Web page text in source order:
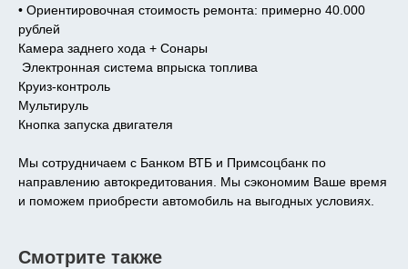
• Ориентировочная стоимость ремонта: примерно 40.000
рублей
Камера заднего хода + Сонары
Электронная система впрыска топлива
Круиз-контроль
Мультируль
Кнопка запуска двигателя
Мы сотрудничаем с Банком ВТБ и Примсоцбанк по
направлению автокредитования. Мы сэкономим Ваше время
и поможем приобрести автомобиль на выгодных условиях.
Смотрите также